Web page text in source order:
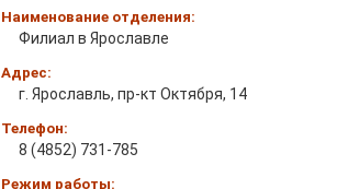
Наименование отделения:
Филиал в Ярославле
Адрес:
г. Ярославль, пр-кт Октября, 14
Телефон:
8 (4852) 731-785
Режим работы: